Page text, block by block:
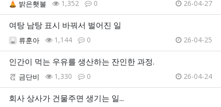
밝은횃불 1,352 0 26-04-27
여탕 남탕 표시 바꿔서 벌어진 일
류훈아 1,144 0 26-04-25
인간이 먹는 우유를 생산하는 잔인한 과정.
금단비 1,330 0 26-04-24
회사 상사가 건물주면 생기는 일...